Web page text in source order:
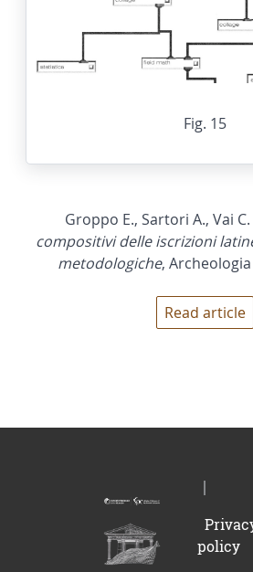
Fig. 15
Groppo E., Sartori A., Vai
compositivi delle iscrizioni
metodologiche,
Read article
policy